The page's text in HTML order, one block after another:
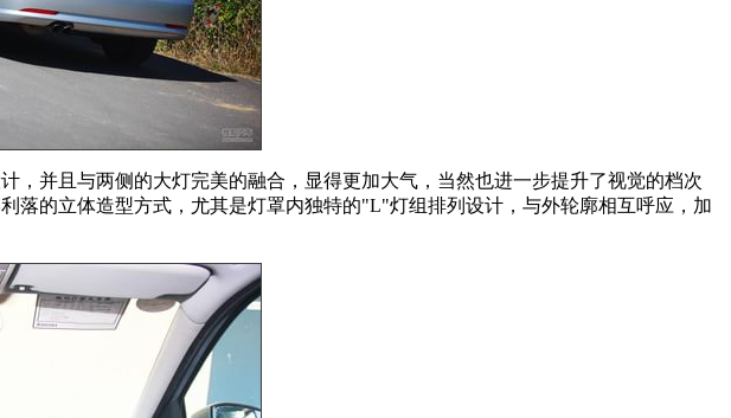
，并且与两侧的大灯完美的融合，显得更加大气，当然也进一步提升了视觉的档次
落的立体造型方式，尤其是灯罩内独特的"L"灯组排列设计，与外轮廓相互呼应，加